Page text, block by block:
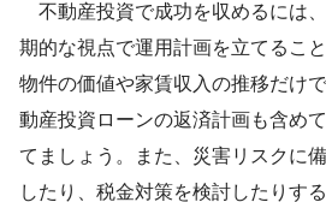
不動産投資で成功を収めるには
期的な視点で運用計画を立てるこ
物件の価値や家賃収入の推移だけ
動産投資ローンの返済計画も含め
てましょう。また、災害リスクに
したり、税金対策を検討したりす